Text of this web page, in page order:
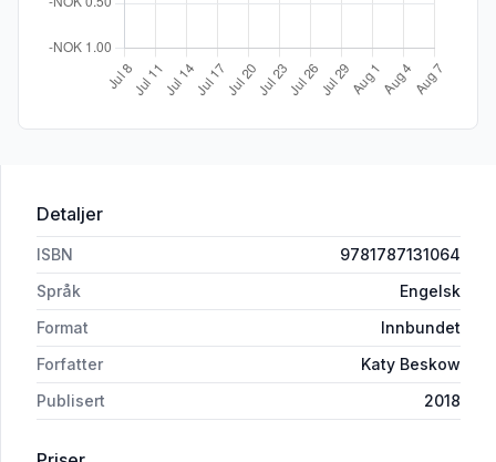
Detaljer
ISBN
9781787131064
Språk
Engelsk
Format
Innbundet
Forfatter
Katy Beskow
Publisert
2018